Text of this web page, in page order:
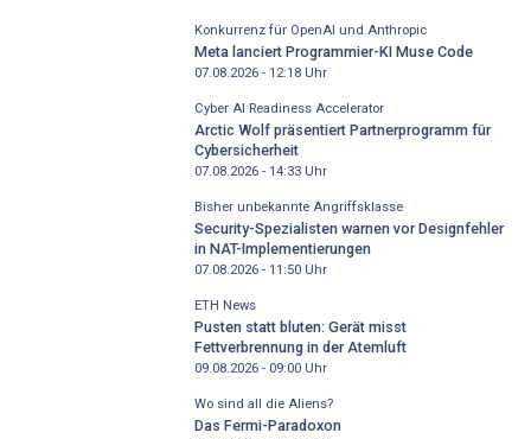
Konkurrenz für OpenAI und Anthropic
Meta lanciert Programmier-KI Muse Code
07.08.2026 - 12:18Uhr
Cyber AI Readiness Accelerator
Arctic Wolf präsentiert Partnerprogramm für
Cybersicherheit
07.08.2026 - 14:33Uhr
Bisher unbekannte Angriffsklasse
Security-Spezialisten warnen vor Designfehler
in NAT-Implementierungen
07.08.2026 - 11:50Uhr
ETH News
Pusten statt bluten: Gerät misst
Fettverbrennung in der Atemluft
09.08.2026 - 09:00Uhr
Wo sind all die Aliens?
Das Fermi-Paradoxon